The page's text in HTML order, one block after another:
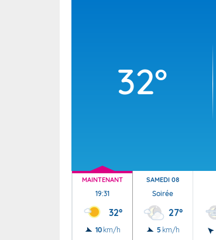
32°
MAINTENANT
19:31
32°
10 km/h
SAMEDI 08
Soirée
27°
5 km/h